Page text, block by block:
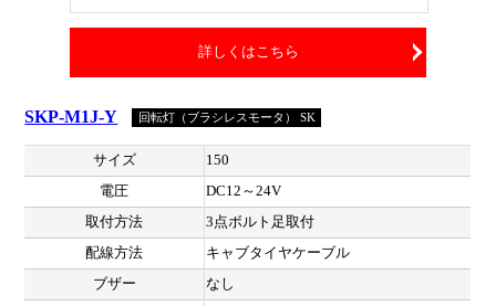
詳しくはこちら
SKP-M1J-Y 回転灯（ブラシレスモータ） SK
サイズ
150
電圧
DC12～24V
取付方法
3点ボルト足取付
配線方法
キャブタイヤケーブル
ブザー
なし